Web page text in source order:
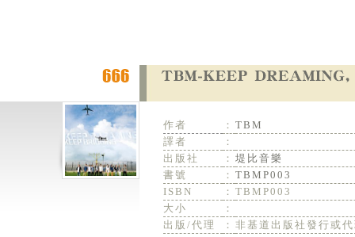
作者 ： TBM
譯者
：
出版社
： 堤比音樂
書號
： TBMP003
ISBN
： TBMP003
大小
：
出版/代理
： 非基道出版社發行或